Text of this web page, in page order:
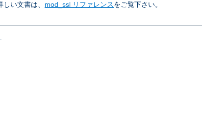
い文書は、 mod_ssl リファレンスをご覧下さい。